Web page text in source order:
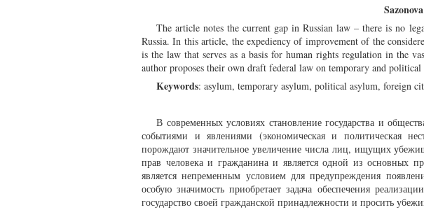
The article notes the current gap in Russian law – there is no
Russia. In this article, the expediency of improvement of the
is the law that serves as a basis for human rights regulation in the
author proposes their own draft federal law on temporary and political
Keywords: asylum, temporary asylum, political asylum, foreign
В современных условиях становление государства и
событиями и явлениями (экономическая и политическая
порождают значительное увеличение числа лиц, ищущих
прав человека и гражданина и является одной из основных
является непременным условием для предупреждения
особую значимость приобретает задача обеспечения
государство своей гражданской принадлежности и просить